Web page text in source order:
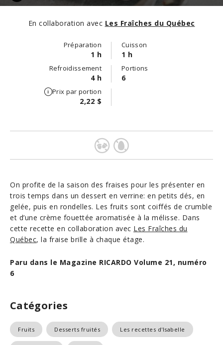
En collaboration avec Les Fraîches du Québec
Préparation
1 h
Cuisson
1 h
Refroidissement
4 h
Portions
6
Prix par portion
2,22 $
On profite de la saison des fraises pour les présenter en
trois temps dans un dessert en verrine: en petits dés, en
gelée, puis en rondelles. Les fruits sont coiffés de crumble
et d’une crème fouettée aromatisée à la mélisse. Dans
cette recette en collaboration avec Les Fraîches du
Québec, la fraise brille à chaque étage.
Paru dans le Magazine RICARDO Volume 21, numéro
6
Catégories
Fruits Desserts fruités Les recettes d'Isabelle